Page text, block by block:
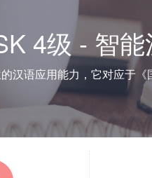
4级 - 智
汉语应用能力，它对应于